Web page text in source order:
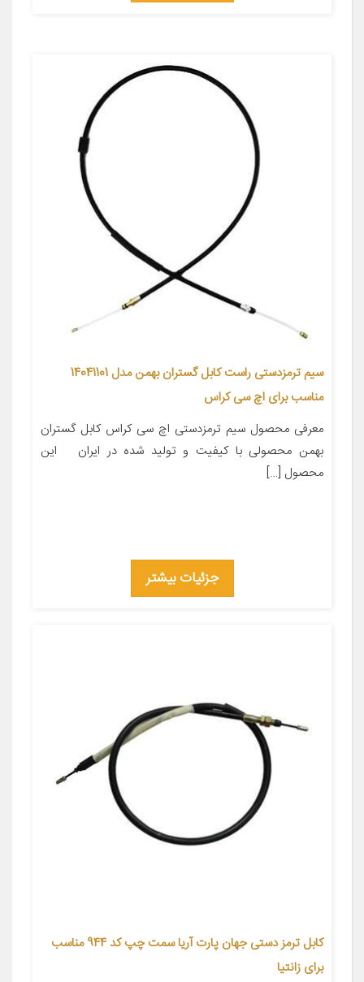
سیم ترمزدستی راست کابل گستران بهمن مدل 14041101
مناسب برای اچ سی کراس
معرفی محصول سیم ترمزدستی اچ سی کراس کابل گستران
بهمن محصولی با کیفیت و تولید شده در ایران این
محصول […]
جزئیات بیشتر
کابل ترمز دستی جهان پارت آریا سمت چپ کد 944 مناسب
برای زانتیا